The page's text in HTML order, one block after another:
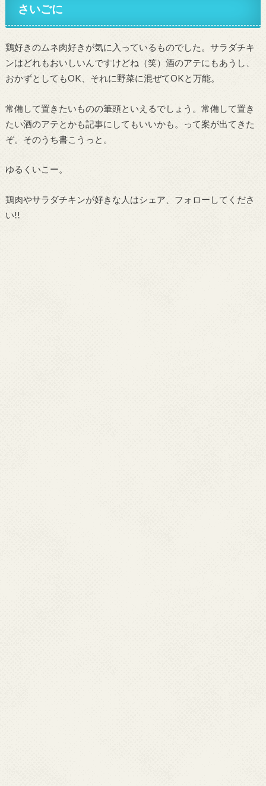
さいごに
鶏好きのムネ肉好きが気に入っているものでした。サラダチキ
ンはどれもおいしいんですけどね（笑）酒のアテにもあうし、
おかずとしてもOK、それに野菜に混ぜてOKと万能。
常備して置きたいものの筆頭といえるでしょう。常備して置き
たい酒のアテとかも記事にしてもいいかも。って案が出てきた
ぞ。そのうち書こうっと。
ゆるくいこー。
鶏肉やサラダチキンが好きな人はシェア、フォローしてくださ
い!!